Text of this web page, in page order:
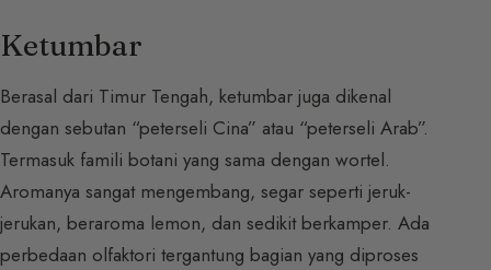
Ketumbar
Berasal dari Timur Tengah, ketumbar juga dikenal
dengan sebutan “peterseli Cina” atau “peterseli Arab”.
Termasuk famili botani yang sama dengan wortel.
Aromanya sangat mengembang, segar seperti jeruk-
jerukan, beraroma lemon, dan sedikit berkamper. Ada
perbedaan olfaktori tergantung bagian yang diproses